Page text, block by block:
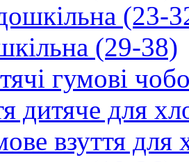
(23-
(29-38)
гумові
дитяче для
взуття для